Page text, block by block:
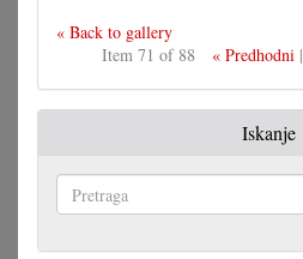
« Back to gallery
Item 71 of 88
« Predhodni|
Iskanje